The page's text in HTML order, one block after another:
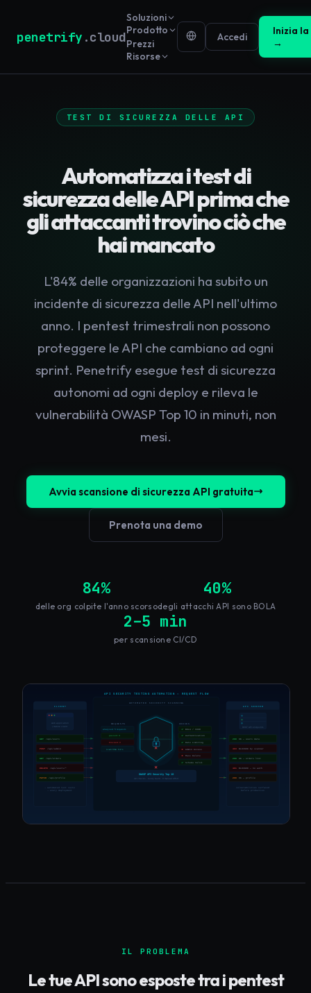
penetrify .cloud
Soluzioni
Prodotto
Prezzi
Risorse
Accedi
Inizia
→
TEST DI SICUREZZA DELLE API
Automatizza i test di
sicurezza delle API prima che
gli attaccanti trovino ciò che
hai mancato
L'84% delle organizzazioni ha subito un
incidente di sicurezza delle API nell'ultimo
anno. I pentest trimestrali non possono
proteggere le API che cambiano ad ogni
sprint. Penetrify esegue test di sicurezza
autonomi ad ogni deploy e rileva le
vulnerabilità OWASP Top 10 in minuti, non
mesi.
Avvia scansione di sicurezza API gratuita
Prenota una demo
84%
delle org colpite l'anno scorso
40%
degli attacchi API sono BOLA
2–5 min
per scansione CI/CD
IL PROBLEMA
Le tue API sono esposte tra i pentest